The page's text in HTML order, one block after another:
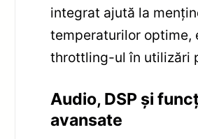
integrat ajută la
temperaturilor optime,
throttling-ul în utilizări
Audio, DSP și
avansate